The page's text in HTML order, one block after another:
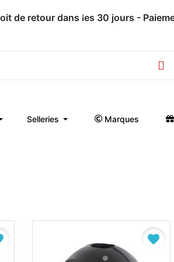
de retour dans les 30 jours -
Selleries Marques
favorite